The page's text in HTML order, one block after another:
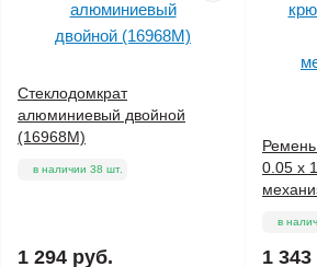
Стеклодомкрат
алюминиевый двойной
(16968М)
в наличии 38 шт.
1 294 руб.
0.05 х
в
1 343